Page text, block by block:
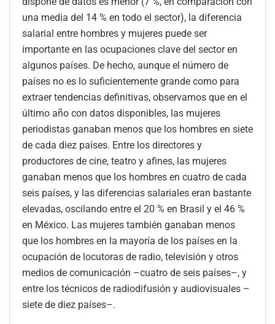
una media del 14 % en todo el sector), la diferencia
salarial entre hombres y mujeres puede ser
importante en las ocupaciones clave del sector en
algunos países. De hecho, aunque el número de
países no es lo suficientemente grande como para
extraer tendencias definitivas, observamos que en el
último año con datos disponibles, las mujeres
periodistas ganaban menos que los hombres en siete
de cada diez países. Entre los directores y
productores de cine, teatro y afines, las mujeres
ganaban menos que los hombres en cuatro de cada
seis países, y las diferencias salariales eran bastante
elevadas, oscilando entre el 20 % en Brasil y el 46 %
en México. Las mujeres también ganaban menos
que los hombres en la mayoría de los países en la
ocupación de locutoras de radio, televisión y otros
medios de comunicación –cuatro de seis países–, y
entre los técnicos de radiodifusión y audiovisuales –
siete de diez países–.